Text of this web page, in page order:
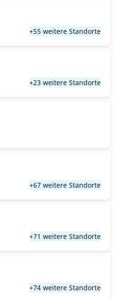
+55 weitere Standorte
+23 weitere Standorte
+67 weitere Standorte
+71 weitere Standorte
+74 weitere Standorte